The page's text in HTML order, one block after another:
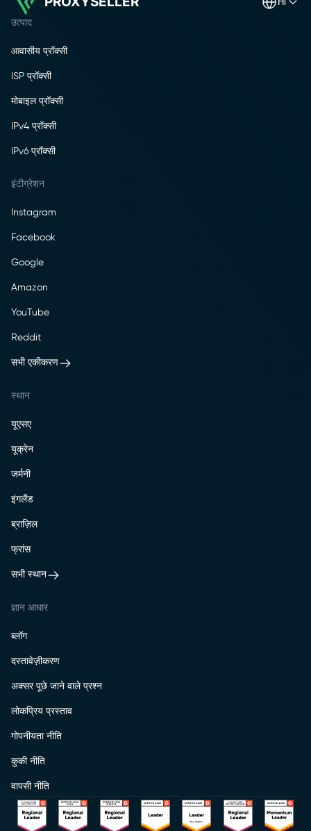
hi
उत्पाद
आवासीय प्रॉक्सी
ISP प्रॉक्सी
मोबाइल प्रॉक्सी
IPv4 प्रॉक्सी
IPv6 प्रॉक्सी
इंटीग्रेशन
Instagram
Facebook
Google
Amazon
YouTube
Reddit
सभी एकीकरण
स्थान
यूएसए
यूक्रेन
जर्मनी
इंगलैंड
ब्राज़िल
फ्रांस
सभी स्थान
ज्ञान आधार
ब्लॉग
दस्तावेज़ीकरण
अक्सर पूछे जाने वाले प्रश्न
लोकप्रिय प्रस्ताव
गोपनीयता नीति
कुकी नीति
वापसी नीति